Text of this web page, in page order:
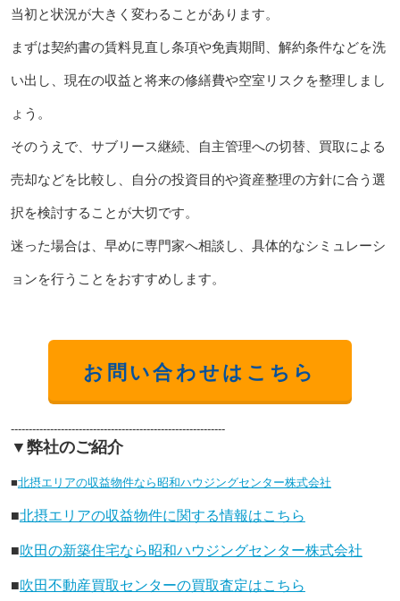
当初と状況が大きく変わることがあります。
まずは契約書の賃料見直し条項や免責期間、解約条件などを洗
い出し、現在の収益と将来の修繕費や空室リスクを整理しまし
ょう。
そのうえで、サブリース継続、自主管理への切替、買取による
売却などを比較し、自分の投資目的や資産整理の方針に合う選
択を検討することが大切です。
迷った場合は、早めに専門家へ相談し、具体的なシミュレーシ
ョンを行うことをおすすめします。
お問い合わせはこちら
------------------------------------------------------------
▼弊社のご紹介
■北摂エリアの収益物件なら昭和ハウジングセンター株式会社
■北摂エリアの収益物件に関する情報はこちら
■吹田の新築住宅なら昭和ハウジングセンター株式会社
■吹田不動産買取センターの買取査定はこちら